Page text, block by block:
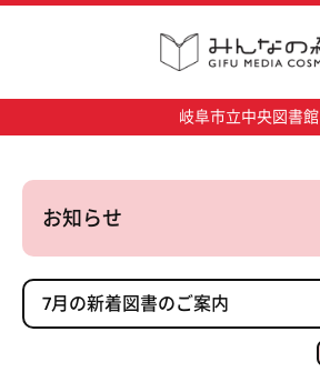
岐阜市立中央図書館
お知らせ
7月の新着図書のご案内